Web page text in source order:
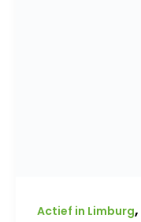
Actief in Limburg,